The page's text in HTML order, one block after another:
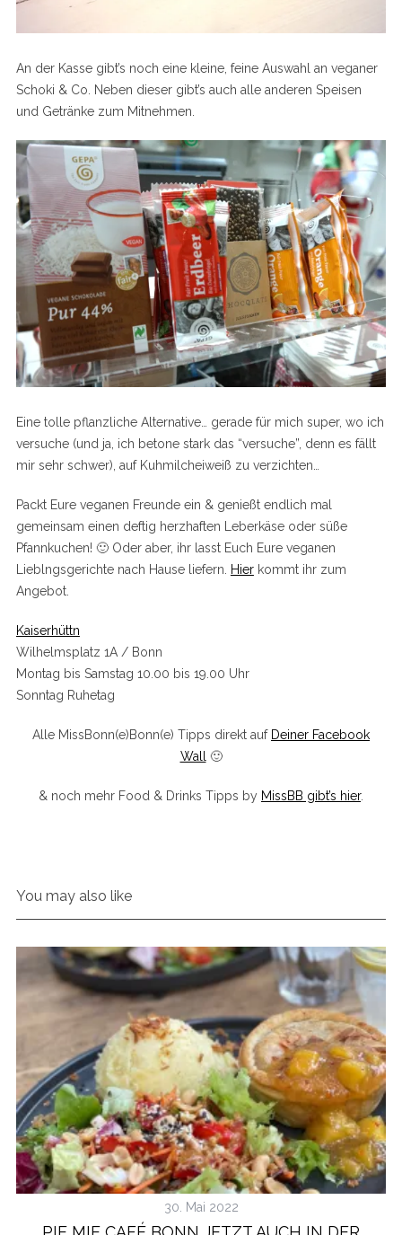
An der Kasse gibt’s noch eine kleine, feine Auswahl an veganer
Schoki & Co. Neben dieser gibt’s auch alle anderen Speisen
und Getränke zum Mitnehmen.
Eine tolle pflanzliche Alternative… gerade für mich super, wo ich
versuche (und ja, ich betone stark das “versuche”, denn es fällt
mir sehr schwer), auf Kuhmilcheiweiß zu verzichten…
Packt Eure veganen Freunde ein & genießt endlich mal
gemeinsam einen deftig herzhaften Leberkäse oder süße
Pfannkuchen! 🙂 Oder aber, ihr lasst Euch Eure veganen
Lieblngsgerichte nach Hause liefern. Hierkommt ihr zum
Angebot.
Kaiserhüttn
Wilhelmsplatz 1A / Bonn
Montag bis Samstag 10.00 bis 19.00 Uhr
Sonntag Ruhetag
Alle MissBonn(e)Bonn(e) Tipps direkt auf Deiner Facebook
Wall🙂
& noch mehr Food & Drinks Tipps by MissBB gibt’s hier.
You may also like
30. Mai 2022